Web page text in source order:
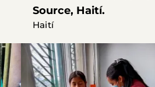
Source, Haití.
Haití